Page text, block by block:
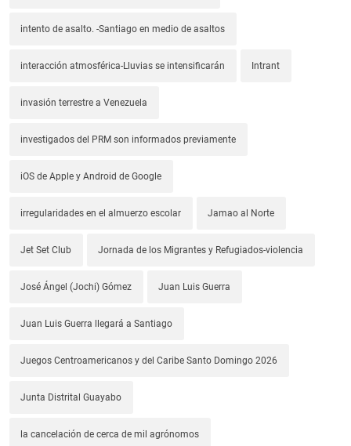
intento de asalto. -Santiago en medio de asaltos
interacción atmosférica-Lluvias se intensificarán Intrant
invasión terrestre a Venezuela
investigados del PRM son informados previamente
iOS de Apple y Android de Google
irregularidades en el almuerzo escolar Jamao al Norte
Jet Set Club Jornada de los Migrantes y Refugiados-violencia
José Ángel (Jochi) Gómez Juan Luis Guerra
Juan Luis Guerra llegará a Santiago
Juegos Centroamericanos y del Caribe Santo Domingo 2026
Junta Distrital Guayabo
la cancelación de cerca de mil agrónomos